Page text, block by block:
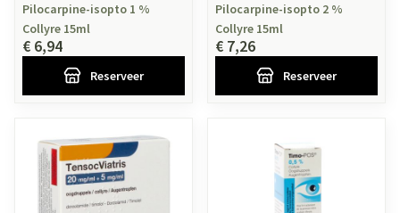
Pilocarpine-isopto 1 %
Collyre 15ml
€ 6,94
Reserveer
Pilocarpine-isopto 2 %
Collyre 15ml
€ 7,26
Reserveer